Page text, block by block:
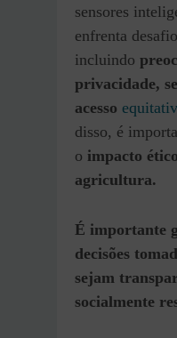
sensores
enfrenta
incluindo
privacidade,
acesso
disso, é
o impacto
agricultura.
É importante
decisões
sejam
socialmente